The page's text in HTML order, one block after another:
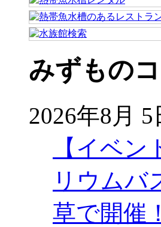
みずもの
2026年8月 5
【イベ
リウムバ
草で開催！